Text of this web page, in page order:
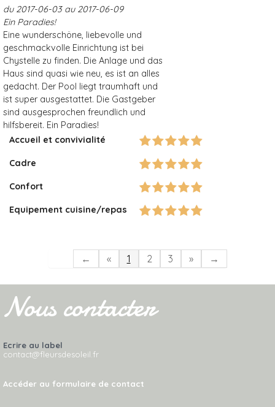
du 2017-06-03 au 2017-06-09
Ein Paradies!
Eine wunderschöne, liebevolle und
geschmackvolle Einrichtung ist bei
Chystelle zu finden. Die Anlage und das
Haus sind quasi wie neu, es ist an alles
gedacht. Der Pool liegt traumhaft und
ist super ausgestattet. Die Gastgeber
sind ausgesprochen freundlich und
hilfsbereit. Ein Paradies!
Accueil et convivialité
Cadre
Confort
Equipement cuisine/repas
← « 1 2 3 » →
Nous contacter
Ecrire au label
contact@fleursdesoleil.fr
Accéder au formulaire de contact